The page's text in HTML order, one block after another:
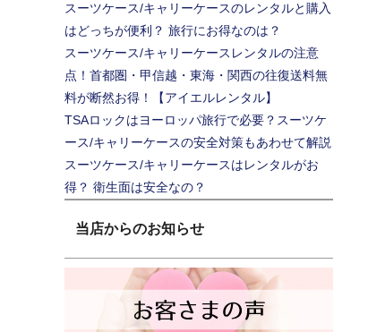
スーツケース/キャリーケースのレンタルと購入
はどっちが便利？ 旅行にお得なのは？
スーツケース/キャリーケースレンタルの注意
点！首都圏・甲信越・東海・関西の往復送料無
料が断然お得！【アイエルレンタル】
TSAロックはヨーロッパ旅行で必要？スーツケ
ース/キャリーケースの安全対策もあわせて解説
スーツケース/キャリーケースはレンタルがお
得？ 衛生面は安全なの？
当店からのお知らせ